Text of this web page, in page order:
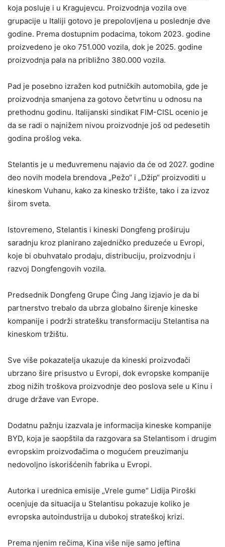
koja posluje i u Kragujevcu. Proizvodnja vozila ove
grupacije u Italiji gotovo je prepolovljena u poslednje dve
godine. Prema dostupnim podacima, tokom 2023. godine
proizvedeno je oko 751.000 vozila, dok je 2025. godine
proizvodnja pala na približno 380.000 vozila.
Pad je posebno izražen kod putničkih automobila, gde je
proizvodnja smanjena za gotovo četvrtinu u odnosu na
prethodnu godinu. Italijanski sindikat FIM-CISL ocenio je
da se radi o najnižem nivou proizvodnje još od pedesetih
godina prošlog veka.
Stelantis je u međuvremenu najavio da će od 2027. godine
deo novih modela brendova „Pežo“ i „Džip“ proizvoditi u
kineskom Vuhanu, kako za kinesko tržište, tako i za izvoz
širom sveta.
Istovremeno, Stelantis i kineski Dongfeng proširuju
saradnju kroz planirano zajedničko preduzeće u Evropi,
koje bi obuhvatalo prodaju, distribuciju, proizvodnju i
razvoj Dongfengovih vozila.
Predsednik Dongfeng Grupe Ćing Jang izjavio je da bi
partnerstvo trebalo da ubrza globalno širenje kineske
kompanije i podrži stratešku transformaciju Stelantisa na
kineskom tržištu.
Sve više pokazatelja ukazuje da kineski proizvođači
ubrzano šire prisustvo u Evropi, dok evropske kompanije
zbog nižih troškova proizvodnje deo poslova sele u Kinu i
druge države van Evrope.
Dodatnu pažnju izazvala je informacija kineske kompanije
BYD, koja je saopštila da razgovara sa Stelantisom i drugim
evropskim proizvođačima o mogućem preuzimanju
nedovoljno iskorišćenih fabrika u Evropi.
Autorka i urednica emisije „Vrele gume“ Lidija Piroški
ocenjuje da situacija u Stelantisu pokazuje koliko je
evropska autoindustrija u dubokoj strateškoj krizi.
Prema njenim rečima, Kina više nije samo jeftina